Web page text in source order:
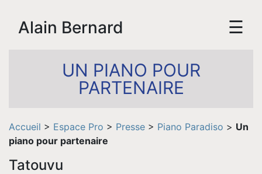
Accueil
Alain Bernard ☰
UN PIANO POUR
PARTENAIRE
Accueil > Espace Pro > Presse > Piano Paradiso > Un
piano pour partenaire
Tatouvu